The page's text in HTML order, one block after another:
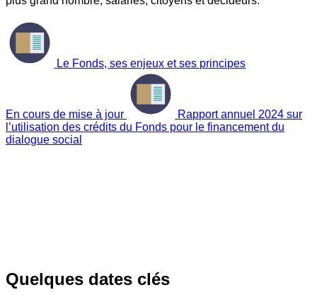
Le Fonds, ses enjeux et ses principes
En cours de mise à jour
Rapport annuel 2024 sur
l’utilisation des crédits du Fonds pour le financement du
dialogue social
Quelques dates clés